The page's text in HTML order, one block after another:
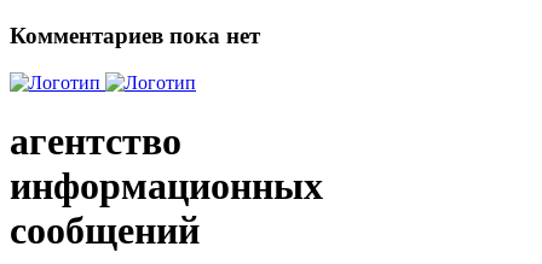
Комментариев пока нет
агентство
информационных
сообщений